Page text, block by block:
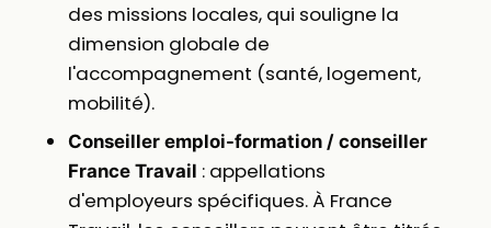
des missions locales, qui souligne la
dimension globale de
l'accompagnement (santé, logement,
mobilité).
Conseiller emploi-formation / conseiller
France Travail : appellations
d'employeurs spécifiques. À France